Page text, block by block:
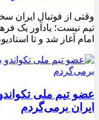
وقتی از فوتبال ایران
تیم نیست؛ یادآور یک
امام آغاز شد و تا
عضو تیم ملی
ایران برمی‌گردم